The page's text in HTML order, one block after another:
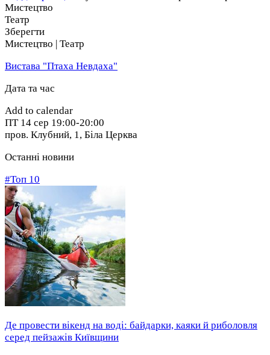
Мистецтво
Театр
Зберегти
Мистецтво | Театр
Вистава "Птаха Невдаха"
Дата та час
Add to calendar
ПТ 14 сер 19:00-20:00
пров. Клубний, 1 , Біла Церква
Останні новини
#Топ 10
Де провести вікенд на воді: байдарки, каяки й риболовля
серед пейзажів Київщини